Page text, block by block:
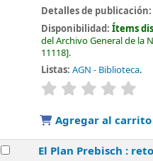
Detalles de publicación:
Disponibilidad:Ítems
del Archivo General de la
11118 .
Listas: AGN - Biblioteca.
valoración
Agregar al carrito
El Plan Prebisch :